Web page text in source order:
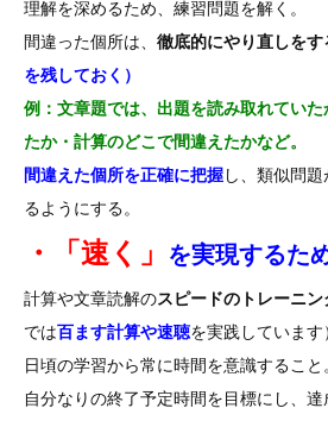
理解を深めるため、練習問題を解く。
間違った個所は、 徹底的にやり直しをす
を残しておく）
例：文章題では、出題を読み取れてい
たか・計算のどこで間違えたかなど。
間違えた個所を正確に把握し、類似問
るようにする。
・「速く」 を実現するた
計算や文章読解のスピードのトレーニン
では百ます計算や速聴を実践しています
日頃の学習から常に時間を意識すること
自分なりの終了予定時間を目標にし、達